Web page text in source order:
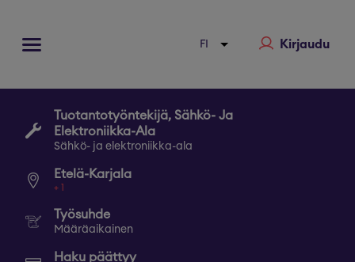
Kirjaudu
Tuotantotyöntekijä, Sähkö- Ja
Elektroniikka-Ala
Sähkö- ja elektroniikka-ala
Etelä-Karjala
+ 1
Työsuhde
Määräaikainen
Haku päättyy